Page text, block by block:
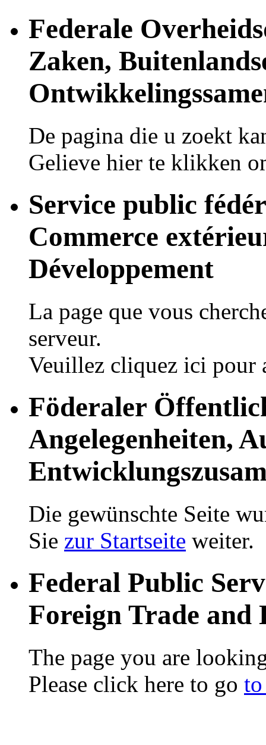
Federale
Zaken,
De pagina die u zoekt
Gelieve hier te klikken
Service public
Commerce
Développement
La page que vous
serveur.
Veuillez cliquez ici
Föderaler
Angelegenheiten,
Die gewünschte Seite
Sie zur Startseite weiter.
Federal Public
Foreign Trade and
The page you are
Please click here to go